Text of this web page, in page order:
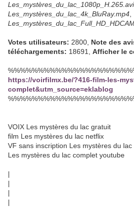
Les_mystères_du_lac_1080p_H.265.avi
Les_mystères_du_lac_4k_BluRay.mp4
Votes utilisateurs: 2800, Note des
téléchargements: 18691, Afficher le
https://voirfilmx.be/?416-film-les-
complet&utm_source=eklablog
VOIX Les mystères du lac gratuit
film Les mystères du lac netflix
VF sans inscription Les mystères du lac
Les mystères du lac complet youtube
|
|
|
|